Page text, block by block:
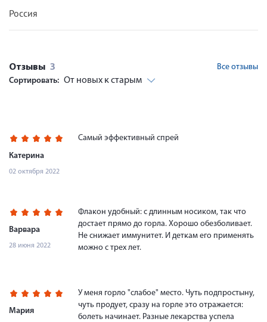
Россия
Отзывы 3
Все отзывы
Сортировать: От новых к старым
Катерина
02 октября 2022
Самый эффективный спрей
Варвара
28 июня 2022
Флакон удобный: с длинным носиком, так что
достает прямо до горла. Хорошо обезболивает.
Не снижает иммунитет. И деткам его применять
можно с трех лет.
Мария
У меня горло "слабое" место. Чуть подпростыну,
чуть продует, сразу на горле это отражается:
болеть начинает. Разные лекарства успела